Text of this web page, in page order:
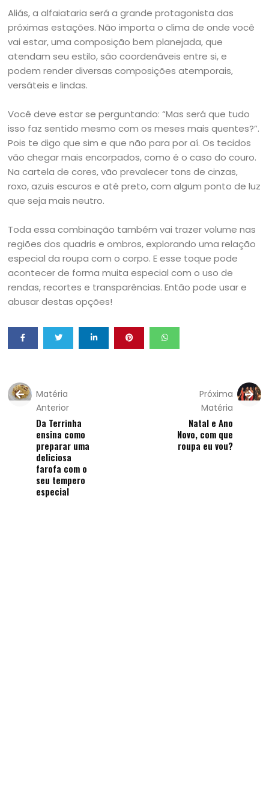
Aliás, a alfaiataria será a grande protagonista das
próximas estações. Não importa o clima de onde você
vai estar, uma composição bem planejada, que
atendam seu estilo, são coordenáveis entre si, e
podem render diversas composições atemporais,
versáteis e lindas.
Você deve estar se perguntando: “Mas será que tudo
isso faz sentido mesmo com os meses mais quentes?”.
Pois te digo que sim e que não para por aí. Os tecidos
vão chegar mais encorpados, como é o caso do couro.
Na cartela de cores, vão prevalecer tons de cinzas,
roxo, azuis escuros e até preto, com algum ponto de luz
que seja mais neutro.
Toda essa combinação também vai trazer volume nas
regiões dos quadris e ombros, explorando uma relação
especial da roupa com o corpo. E esse toque pode
acontecer de forma muita especial com o uso de
rendas, recortes e transparências. Então pode usar e
abusar destas opções!
Matéria
Anterior
Da Terrinha
ensina como
preparar uma
deliciosa
farofa com o
seu tempero
especial
Próxima
Matéria
Natal e Ano
Novo, com que
roupa eu vou?